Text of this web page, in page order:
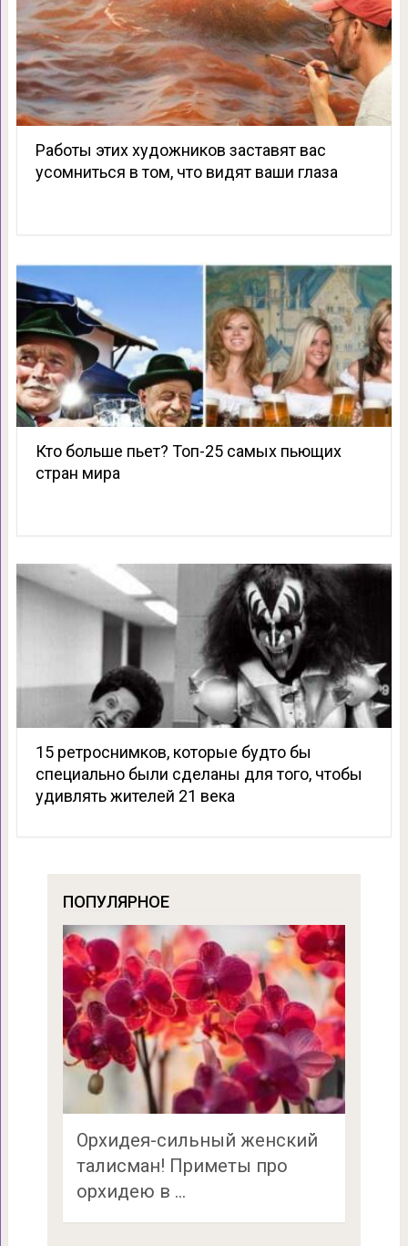
Работы этих художников заставят вас
усомниться в том, что видят ваши глаза
Кто больше пьет? Топ-25 самых пьющих
стран мира
15 ретроснимков, которые будто бы
специально были сделаны для того, чтобы
удивлять жителей 21 века
ПОПУЛЯРНОЕ
Орхидея-сильный женский
талисман! Приметы про
орхидею в …